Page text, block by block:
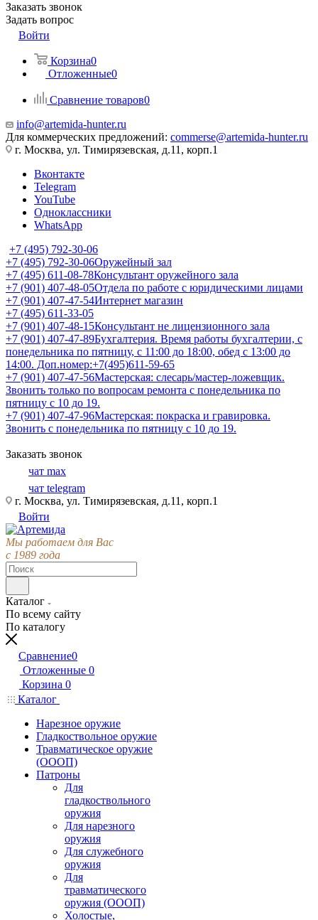
Заказать звонок
Задать вопрос
Войти
Корзина0
Отложенные0
Сравнение товаров0
info@artemida-hunter.ru
Для коммерческих предложений: commerse@artemida-hunter.ru
г. Москва, ул. Тимирязевская, д.11, корп.1
Вконтакте
Telegram
YouTube
Одноклассники
WhatsApp
+7 (495) 792-30-06
+7 (495) 792-30-06Оружейный зал
+7 (495) 611-08-78Консультант оружейного зала
+7 (901) 407-48-05Отдела по работе с юридическими лицами
+7 (901) 407-47-54Интернет магазин
+7 (495) 611-33-05
+7 (901) 407-48-15Консультант не лицензионного зала
+7 (901) 407-47-89Бухгалтерия. Время работы бухгалтерии, с
понедельника по пятницу, с 11:00 до 18:00, обед с 13:00 до
14:00. Доп.номер:+7(495)611-59-65
+7 (901) 407-47-56Мастерская: слесарь/мастер-ложевщик.
Звонить только по вопросам ремонта с понедельника по
пятницу с 10 до 19.
+7 (901) 407-47-96Мастерская: покраска и гравировка.
Звонить с понедельника по пятницу с 10 до 19.
Заказать звонок
чат max
чат telegram
г. Москва, ул. Тимирязевская, д.11, корп.1
Войти
Мы работаем для Вас
с 1989 года
Каталог
По всему сайту
По каталогу
Сравнение0
Отложенные 0
Корзина 0
Каталог
Нарезное оружие
Гладкоствольное оружие
Травматическое оружие
(ОООП)
Патроны
Для
гладкоствольного
оружия
Для нарезного
оружия
Для служебного
оружия
Для
травматического
оружия (ОООП)
Холостые,